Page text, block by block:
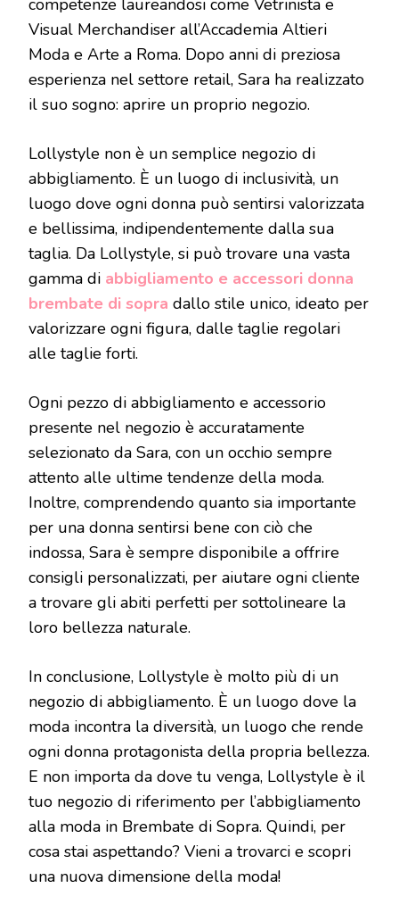
competenze laureandosi come Vetrinista e
Visual Merchandiser all’Accademia Altieri
Moda e Arte a Roma. Dopo anni di preziosa
esperienza nel settore retail, Sara ha realizzato
il suo sogno: aprire un proprio negozio.
Lollystyle non è un semplice negozio di
abbigliamento. È un luogo di inclusività, un
luogo dove ogni donna può sentirsi valorizzata
e bellissima, indipendentemente dalla sua
taglia. Da Lollystyle, si può trovare una vasta
gamma di abbigliamento e accessori donna
brembate di sopra dallo stile unico, ideato per
valorizzare ogni figura, dalle taglie regolari
alle taglie forti.
Ogni pezzo di abbigliamento e accessorio
presente nel negozio è accuratamente
selezionato da Sara, con un occhio sempre
attento alle ultime tendenze della moda.
Inoltre, comprendendo quanto sia importante
per una donna sentirsi bene con ciò che
indossa, Sara è sempre disponibile a offrire
consigli personalizzati, per aiutare ogni cliente
a trovare gli abiti perfetti per sottolineare la
loro bellezza naturale.
In conclusione, Lollystyle è molto più di un
negozio di abbigliamento. È un luogo dove la
moda incontra la diversità, un luogo che rende
ogni donna protagonista della propria bellezza.
E non importa da dove tu venga, Lollystyle è il
tuo negozio di riferimento per l’abbigliamento
alla moda in Brembate di Sopra. Quindi, per
cosa stai aspettando? Vieni a trovarci e scopri
una nuova dimensione della moda!